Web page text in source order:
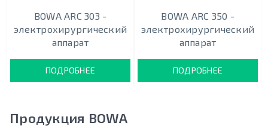
BOWA ARC 303 -
электрохирургический
аппарат
ПОДРОБНЕЕ
BOWA ARC 350 -
электрохирургический
аппарат
ПОДРОБНЕЕ
Продукция BOWA